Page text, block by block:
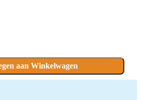
aan Winkelwagen